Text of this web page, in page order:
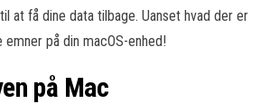
at få dine data tilbage. Uanset hvad der er
på din macOS-enhed!
på Mac